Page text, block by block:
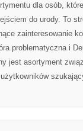
dla osób,
do urody. To
zainteresowanie
problematyczna i
jest asortyment